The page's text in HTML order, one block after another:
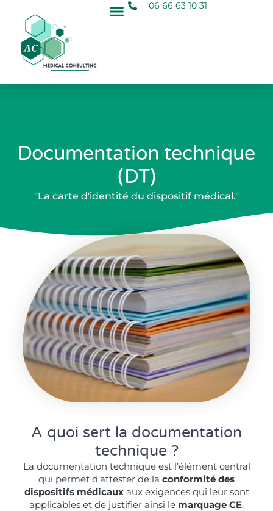
06 66 63 10 31
Documentation technique
(DT)
"La carte d'identité du dispositif médical."
A quoi sert la documentation
technique ?
La documentation technique est l’élément central
qui permet d’attester de la conformité des
dispositifs médicauxaux exigences qui leur sont
applicables et de justifier ainsi le marquage CE.